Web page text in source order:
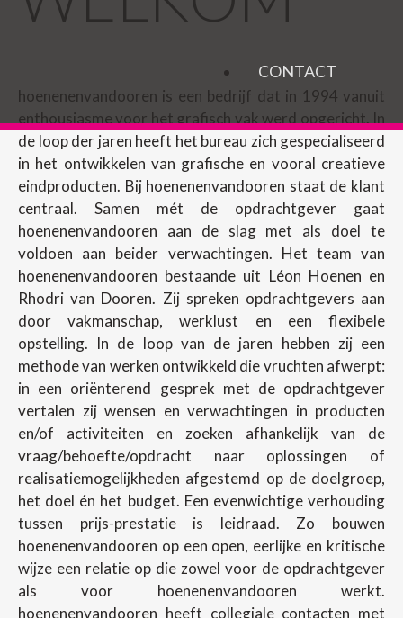
CONTACT
hoenenenvandooren is een bedrijf dat in 1994 vanuit
enthousiasme voor het grafisch vak werd opgericht. In
de loop der jaren heeft het bureau zich gespecialiseerd
in het ontwikkelen van grafische en vooral creatieve
eindproducten. Bij hoenenenvandooren staat de klant
centraal. Samen mét de opdrachtgever gaat
hoenenenvandooren aan de slag met als doel te
voldoen aan beider verwachtingen. Het team van
hoenenenvandooren bestaande uit Léon Hoenen en
Rhodri van Dooren. Zij spreken opdrachtgevers aan
door vakmanschap, werklust en een flexibele
opstelling. In de loop van de jaren hebben zij een
methode van werken ontwikkeld die vruchten afwerpt:
in een oriënterend gesprek met de opdrachtgever
vertalen zij wensen en verwachtingen in producten
en/of activiteiten en zoeken afhankelijk van de
vraag/behoefte/opdracht naar oplossingen of
realisatiemogelijkheden afgestemd op de doelgroep,
het doel én het budget. Een evenwichtige verhouding
tussen prijs-prestatie is leidraad. Zo bouwen
hoenenenvandooren op een open, eerlijke en kritische
wijze een relatie op die zowel voor de opdrachtgever
als voor hoenenenvandooren werkt.
hoenenenvandooren heeft collegiale contacten met